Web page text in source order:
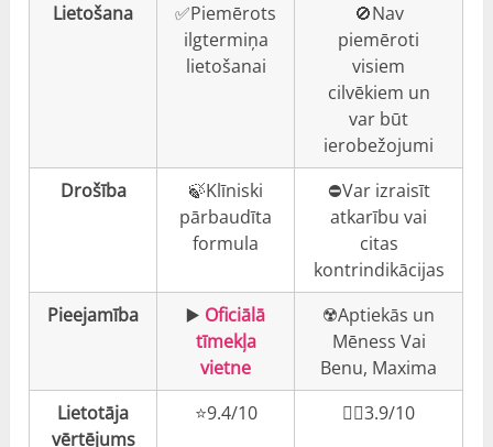
Lietošana
✅Piemērots
ilgtermiņa
lietošanai
🚫Nav
piemēroti
visiem
cilvēkiem un
var būt
ierobežojumi
Drošība
🍃Klīniski
pārbaudīta
formula
⛔️Var izraisīt
atkarību vai
citas
kontrindikācijas
Pieejamība
▶️ Oficiālā
tīmekļa
vietne
☢️Aptiekās un
Mēness Vai
Benu, Maxima
Lietotāja
vērtējums
⭐️9.4/10 👎🏼3.9/10